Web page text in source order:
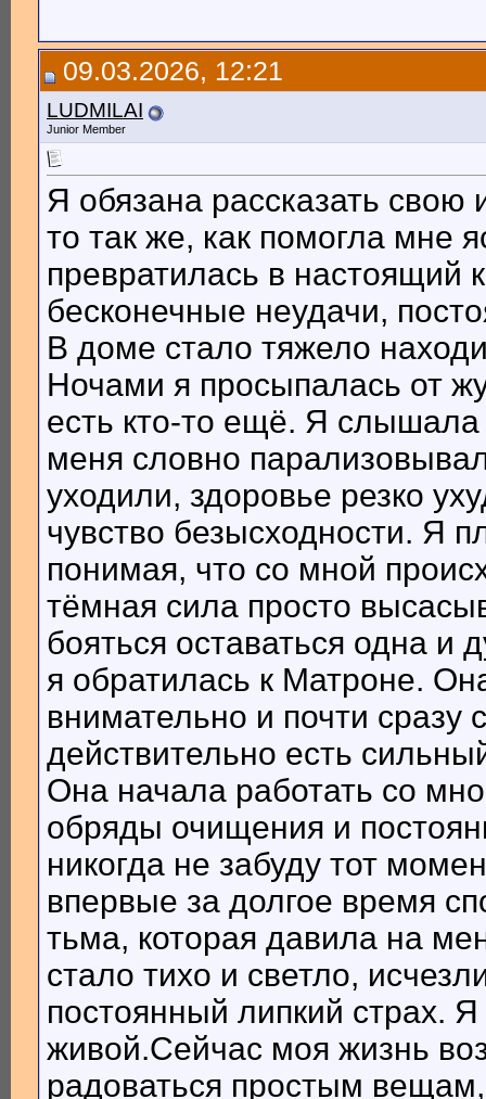
09.03.2026, 12:21
LUDMILAI
Junior Member
Я обязана рассказать
то так же, как помогла мне
превратилась в настоящий
бесконечные неудачи,
В доме стало тяжело
Ночами я просыпалась от
есть кто-то ещё. Я слышала
меня словно
уходили, здоровье резко
чувство безысходности. Я
понимая, что со мной
тёмная сила просто
бояться оставаться одна и
я обратилась к Матроне.
внимательно и почти сразу
действительно есть
Она начала работать со
обряды очищения и
никогда не забуду тот
впервые за долгое время
тьма, которая давила на
стало тихо и светло,
постоянный липкий страх.
живой.Сейчас моя жизнь
радоваться простым